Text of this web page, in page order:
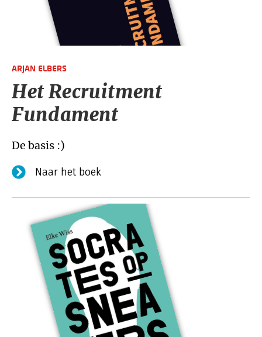
ARJAN ELBERS
Het Recruitment
Fundament
De basis :)
Naar het boek